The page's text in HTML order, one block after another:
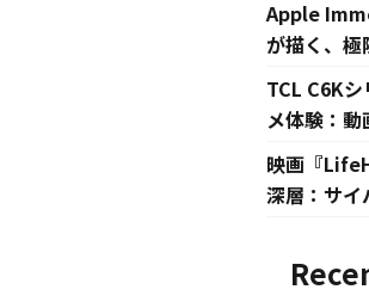
Apple
が描く、
TCL C6K
メ体験：
映画『
深層：サイ